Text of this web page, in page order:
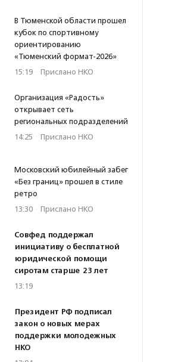
В Тюменской области прошел
кубок по спортивному
ориентированию
«Тюменский формат-2026»
15:19 · Прислано НКО
Организация «Радость»
открывает сеть
региональных подразделений
14:25 · Прислано НКО
Московский юбилейный забег
«Без границ» прошел в стиле
ретро
13:30 · Прислано НКО
Совфед поддержал
инициативу о бесплатной
юридической помощи
сиротам старше 23 лет
13:19
Президент РФ подписал
закон о новых мерах
поддержки молодежных
НКО